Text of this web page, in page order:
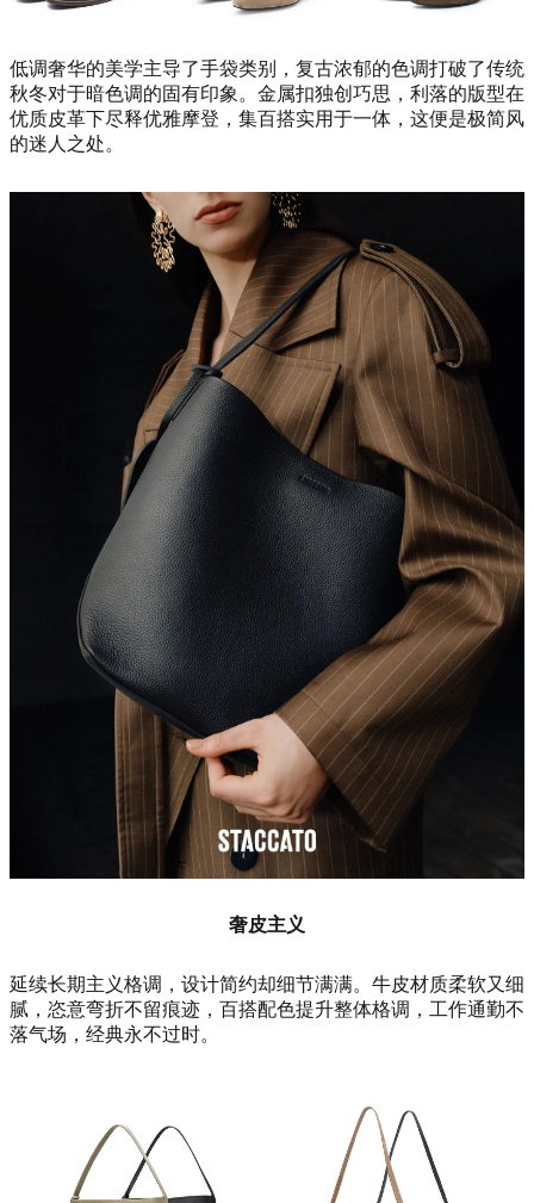
低调奢华的美学主导了手袋类别，复古浓郁的色调打破了传统
秋冬对于暗色调的固有印象。金属扣独创巧思，利落的版型在
优质皮革下尽释优雅摩登，集百搭实用于一体，这便是极简风
的迷人之处。
奢皮主义
延续长期主义格调，设计简约却细节满满。牛皮材质柔软又细
腻，恣意弯折不留痕迹，百搭配色提升整体格调，工作通勤不
落气场，经典永不过时。